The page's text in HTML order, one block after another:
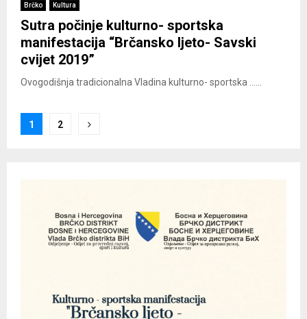
Brčko Kultura
Sutra počinje kulturno- sportska
manifestacija “Brčansko ljeto- Savski
cvijet 2019”
Ovogodišnja tradicionalna Vladina kulturno- sportska ......
Posts
1 2